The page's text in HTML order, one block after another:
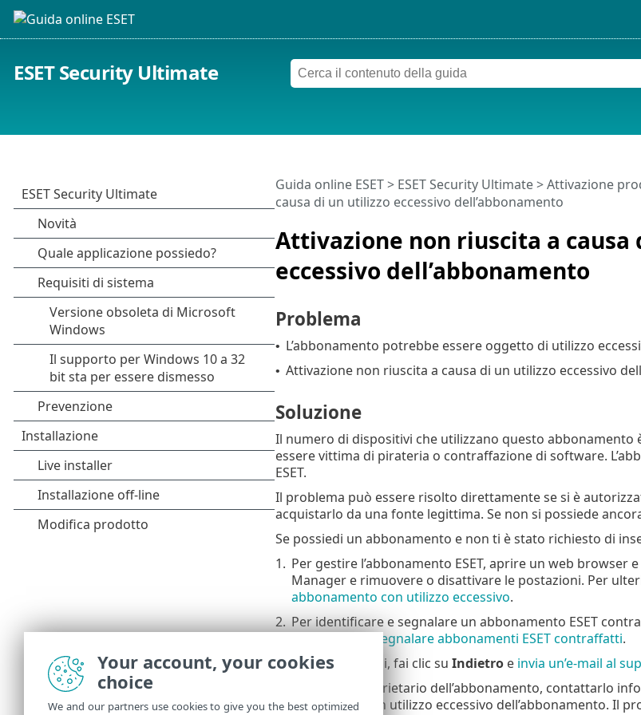
ESET Security Ultimate
Attivazione non riuscita a causa
eccessivo dell’abbonamento
Guida online ESET> ESET Security Ultimate>Attivazione
causa di un utilizzo eccessivo dell’abbonamento
Problema
• L’abbonamento potrebbe essere oggetto di utilizzo
• Attivazione non riuscita a causa di un utilizzo eccessivo
Soluzione
Il numero di dispositivi che utilizzano questo
essere vittima di pirateria o contraffazione di software.
ESET.
Il problema può essere risolto direttamente se si è
acquistarlo da una fonte legittima. Se non si possiede
Se possiedi un abbonamento e non ti è stato richiesto di
1. Per gestire l’abbonamento ESET, aprire un web browser
Manager e rimuovere o disattivare le postazioni. Per
abbonamento con utilizzo eccessivo.
2. Per identificare e segnalare un abbonamento ESET
Identificare e segnalare abbonamenti ESET contraffatti.
3. In caso di dubbi, fai clic su Indietroe invia un’e-mail al
Se non si è il proprietario dell’abbonamento, contattarlo
ESET a causa di un utilizzo eccessivo dell’abbonamento. Il
Your account, your cookies
choice
We and our partners use cookies to give you the best optimized